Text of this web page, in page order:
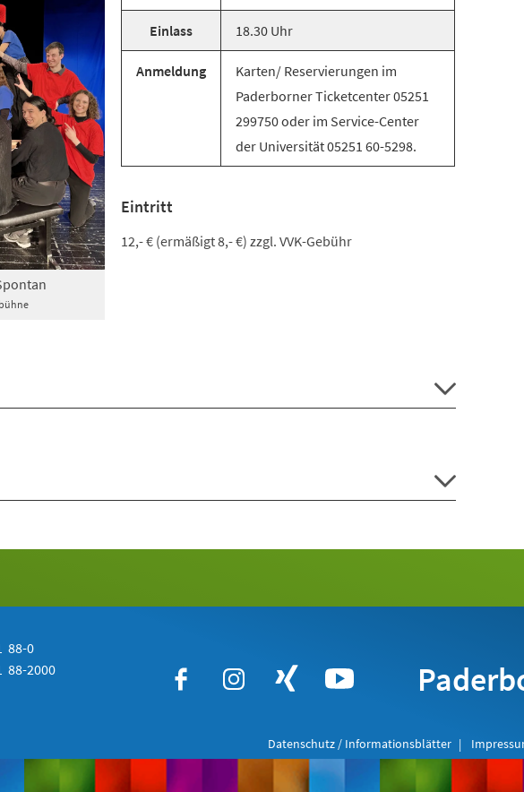
Einlass 18.30 Uhr
Anmeldung
Karten/ Reservierungen im
Paderborner Ticketcenter 05251
299750 oder im Service-Center
der Universität 05251 60-5298.
Eintritt
12,- € (ermäßigt 8,- €) zzgl. VVK-Gebühr
88-0
88-2000
Datenschutz / Informationsblätter